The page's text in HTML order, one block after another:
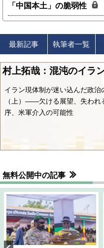
「中国本土」の脆弱性
最新記事 執筆者一覧
村上拓哉：混沌のイラ
イラン現体制が迷い込んだ政治
（上）――欠ける展望、失われ
序、米軍介入の可能性
無料公開中の記事